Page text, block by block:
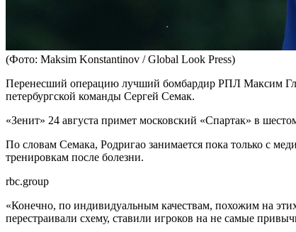
(Фото: Maksim Konstantinov / Global Look Press)
Перенесший операцию лучший бомбардир РПЛ Максим
петербургской команды Сергей Семак.
«Зенит» 24 августа примет московский «Спартак» в
По словам Семака, Родригао занимается пока только с
тренировкам после болезни.
rbc.group
«Конечно, по индивидуальным качествам, похожим на
перестраивали схему, ставили игроков на не самые